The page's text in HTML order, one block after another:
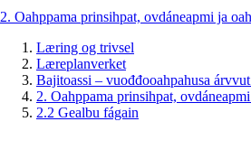
2. Oahppama prinsihpat, ovdáneapmi ja
Læring og trivsel
Læreplanverket
Bajitoassi – vuođđooahpahusa
2. Oahppama prinsihpat,
2.2 Gealbu fágain